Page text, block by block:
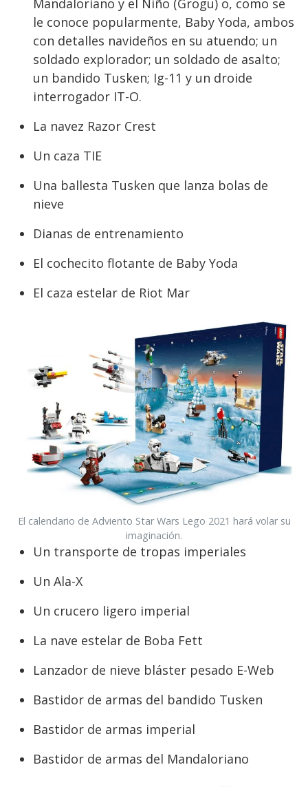
Mandaloriano y el Niño (Grogu) o, como se
le conoce popularmente, Baby Yoda, ambos
con detalles navideños en su atuendo; un
soldado explorador; un soldado de asalto;
un bandido Tusken; Ig-11 y un droide
interrogador IT-O.
La navez Razor Crest
Un caza TIE
Una ballesta Tusken que lanza bolas de
nieve
Dianas de entrenamiento
El cochecito flotante de Baby Yoda
El caza estelar de Riot Mar
El calendario de Adviento Star Wars Lego 2021 hará volar su
imaginación.
Un transporte de tropas imperiales
Un Ala-X
Un crucero ligero imperial
La nave estelar de Boba Fett
Lanzador de nieve bláster pesado E-Web
Bastidor de armas del bandido Tusken
Bastidor de armas imperial
Bastidor de armas del Mandaloriano